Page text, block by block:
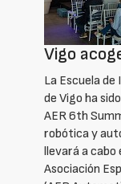
Vigo
La Escuela
de Vigo ha
AER 6th
robótica y
llevará a cabo
Asociación